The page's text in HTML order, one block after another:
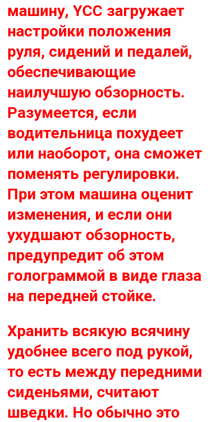
машину, YCC загружает
настройки положения
руля, сидений и педалей,
обеспечивающие
наилучшую обзорность.
Разумеется, если
водительница похудеет
или наоборот, она сможет
поменять регулировки.
При этом машина оценит
изменения, и если они
ухудшают обзорность,
предупредит об этом
голограммой в виде глаза
на передней стойке.
Хранить всякую всячину
удобнее всего под рукой,
то есть между передними
сиденьями, считают
шведки. Но обычно это